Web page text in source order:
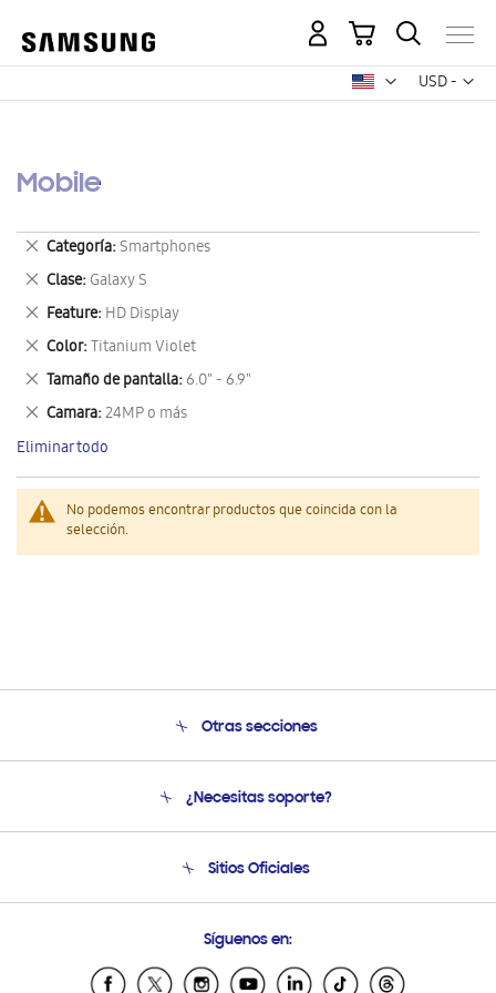
USD -
dólar
Mi carrito
Mobile
No podemos encontrar productos que coincida con la
selección.
Categoría Smartphones
Eliminar
este
artículo
Clase Galaxy S
Eliminar
este
artículo
Feature HD Display
Eliminar
este
artículo
Color Titanium Violet
Eliminar
este
artículo
Tamaño de pantalla 6.0" - 6.9"
Eliminar
este
artículo
Camara 24MP o más
Eliminar
este
artículo
Eliminar todo
Otras secciones
Soporte
Condiciones de Compra
¿Necesitas soporte?
Soporte vía eMail
Sitios Oficiales
Samsung Ecuador
Samsung El Salvador
Síguenos en: